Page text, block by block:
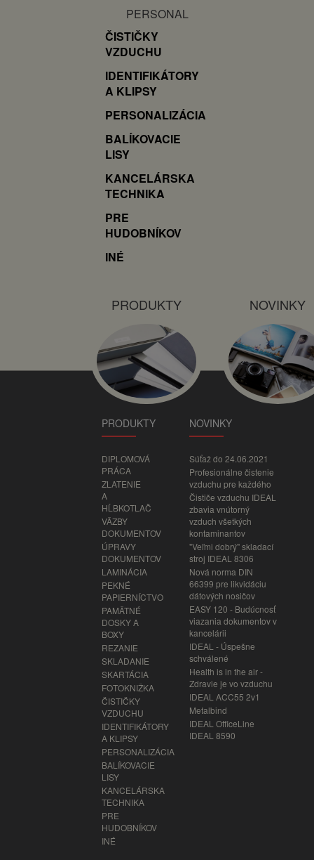
PERSONAL
ČISTIČKY
VZDUCHU
IDENTIFIKÁTORY
A KLIPSY
PERSONALIZÁCIA
BALÍKOVACIE
LISY
KANCELÁRSKA
TECHNIKA
PRE
HUDOBNÍKOV
INÉ
PRODUKTY NOVINKY
PRODUKTY
DIPLOMOVÁ
PRÁCA
ZLATENIE
A
HĹBKOTLAČ
VÄZBY
DOKUMENTOV
ÚPRAVY
DOKUMENTOV
LAMINÁCIA
PEKNÉ
PAPIERNÍCTVO
PAMÄTNÉ
DOSKY A
BOXY
REZANIE
SKLADANIE
SKARTÁCIA
FOTOKNIŽKA
ČISTIČKY
VZDUCHU
IDENTIFIKÁTORY
A KLIPSY
PERSONALIZÁCIA
BALÍKOVACIE
LISY
KANCELÁRSKA
TECHNIKA
PRE
HUDOBNÍKOV
INÉ
NOVINKY
Súťaž do 24.06.2021
Profesionálne čistenie
vzduchu pre každého
Čističe vzduchu IDEAL
zbavia vnútorný
vzduch všetkých
kontaminantov
"Veľmi dobrý" skladací
stroj IDEAL 8306
Nová norma DIN
66399 pre likvidáciu
dátových nosičov
EASY 120 - Budúcnosť
viazania dokumentov v
kancelárii
IDEAL - Úspešne
schválené
Health is in the air -
Zdravie je vo vzduchu
IDEAL ACC55 2v1
Metalbind
IDEAL OfficeLine
IDEAL 8590